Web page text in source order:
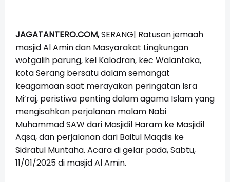
JAGATANTERO.COM,SERANG| Ratusan jemaah
masjid Al Amin dan Masyarakat Lingkungan
wotgalih parung, kel Kalodran, kec Walantaka,
kota Serang bersatu dalam semangat
keagamaan saat merayakan peringatan Isra
Mi’raj, peristiwa penting dalam agama Islam yang
mengisahkan perjalanan malam Nabi
Muhammad SAW dari Masjidil Haram ke Masjidil
Aqsa, dan perjalanan dari Baitul Maqdis ke
Sidratul Muntaha. Acara di gelar pada, Sabtu,
11/01/2025 di masjid Al Amin.